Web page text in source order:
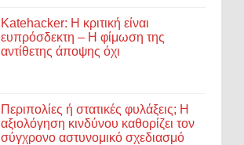
Katehacker: Η κριτική είναι
ευπρόσδεκτη – Η φίμωση της
αντίθετης άποψης όχι
Περιπολίες ή στατικές φυλάξεις; Η
αξιολόγηση κινδύνου καθορίζει τον
σύγχρονο αστυνομικό σχεδιασμό